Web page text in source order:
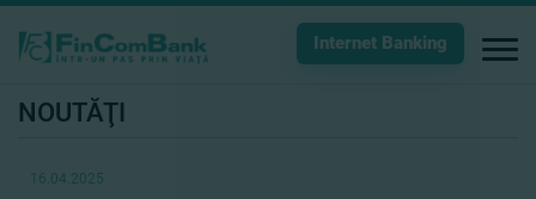
Internet Banking
NOUTĂŢI
16.04.2025